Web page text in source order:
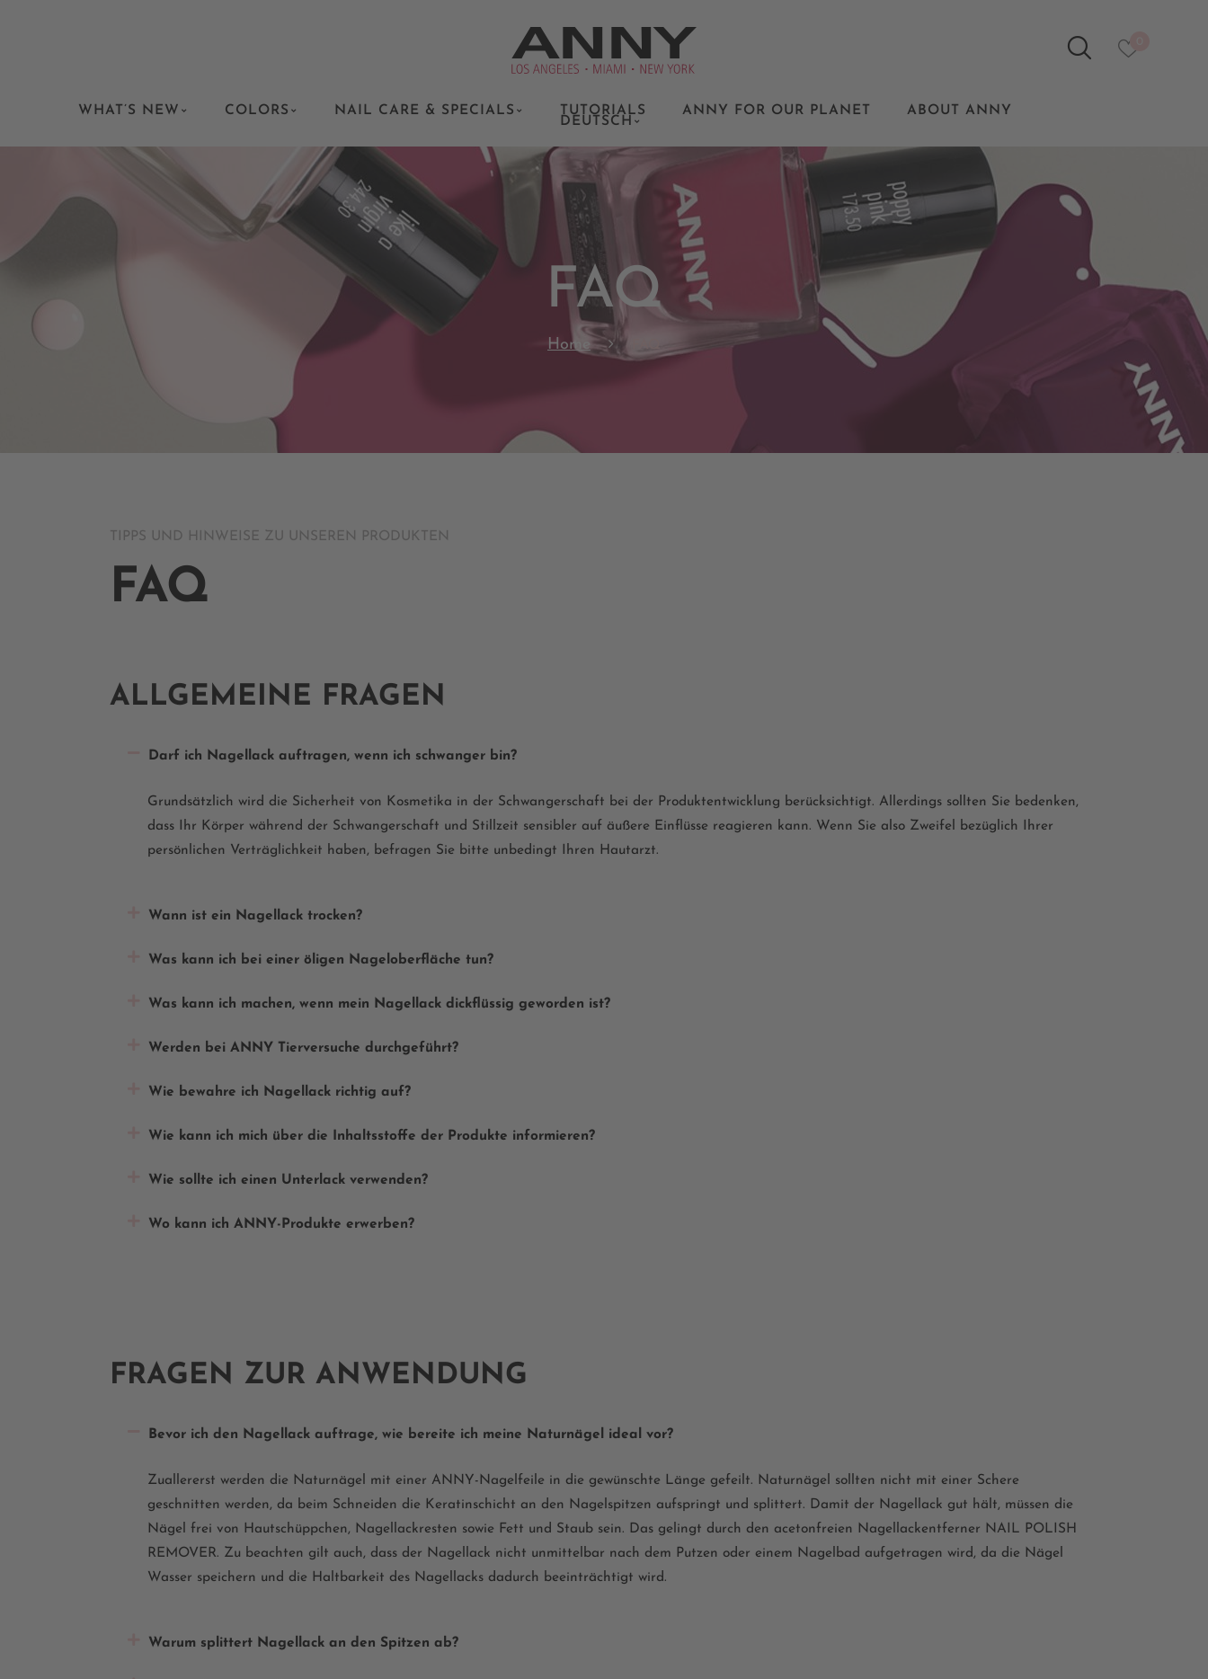
WHAT’S NEW COLORS NAIL CARE & SPECIALS TUTORIALS ANNY FOR OUR PLANET ABOUT ANNY
DEUTSCH
FAQ
Home
TIPPS UND HINWEISE ZU UNSEREN PRODUKTEN
FAQ
ALLGEMEINE FRAGEN
Darf ich Nagellack auftragen, wenn ich schwanger bin?
Grundsätzlich wird die Sicherheit von Kosmetika in der Schwangerschaft bei der Produktentwicklung berücksichtigt. Allerdings sollten Sie bedenken,
dass Ihr Körper während der Schwangerschaft und Stillzeit sensibler auf äußere Einflüsse reagieren kann. Wenn Sie also Zweifel bezüglich Ihrer
persönlichen Verträglichkeit haben, befragen Sie bitte unbedingt Ihren Hautarzt.
Wann ist ein Nagellack trocken?
Was kann ich bei einer öligen Nageloberfläche tun?
Was kann ich machen, wenn mein Nagellack dickflüssig geworden ist?
Werden bei ANNY Tierversuche durchgeführt?
Wie bewahre ich Nagellack richtig auf?
Wie kann ich mich über die Inhaltsstoffe der Produkte informieren?
Wie sollte ich einen Unterlack verwenden?
Wo kann ich ANNY-Produkte erwerben?
FRAGEN ZUR ANWENDUNG
Bevor ich den Nagellack auftrage, wie bereite ich meine Naturnägel ideal vor?
Zuallererst werden die Naturnägel mit einer ANNY-Nagelfeile in die gewünschte Länge gefeilt. Naturnägel sollten nicht mit einer Schere
geschnitten werden, da beim Schneiden die Keratinschicht an den Nagelspitzen aufspringt und splittert. Damit der Nagellack gut hält, müssen die
Nägel frei von Hautschüppchen, Nagellackresten sowie Fett und Staub sein. Das gelingt durch den acetonfreien Nagellackentferner NAIL POLISH
REMOVER. Zu beachten gilt auch, dass der Nagellack nicht unmittelbar nach dem Putzen oder einem Nagelbad aufgetragen wird, da die Nägel
Wasser speichern und die Haltbarkeit des Nagellacks dadurch beeinträchtigt wird.
Warum splittert Nagellack an den Spitzen ab?